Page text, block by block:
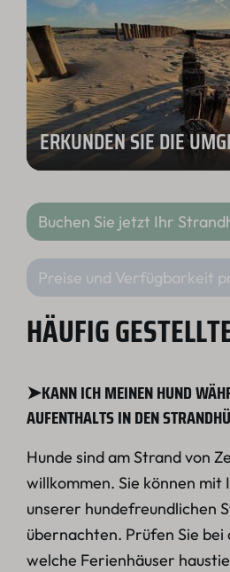
ERKUNDEN SIE DIE
Buchen Sie jetzt Ihr
Preise und Verfügbarkeit
HÄUFIG
➤KANN ICH MEINEN HUND
AUFENTHALTS IN DEN
Hunde sind am Strand von
willkommen. Sie können mit
unserer hundefreundlichen
übernachten. Prüfen Sie bei
welche Ferienhäuser